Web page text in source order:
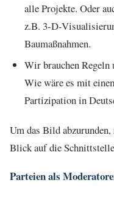
alle Projekte. Oder
z.B. 3-D-
Baumaßnahmen.
Wir brauchen
Wie wäre es mit
Partizipation in
Um das Bild
Blick auf die
Parteien als